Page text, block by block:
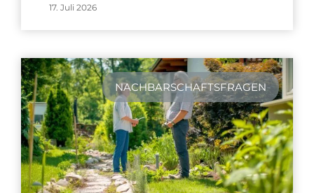
17. Juli 2026
NACHBARSCHAFTSFRAGEN